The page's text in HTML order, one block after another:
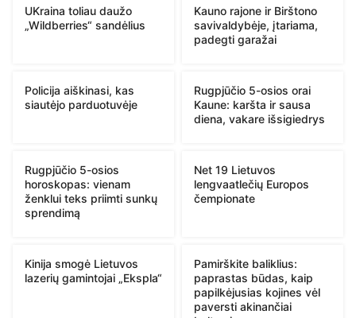
UKraina toliau daužo
„Wildberries“ sandėlius
Kauno rajone ir Birštono
savivaldybėje, įtariama,
padegti garažai
Policija aiškinasi, kas
siautėjo parduotuvėje
Rugpjūčio 5-osios orai
Kaune: karšta ir sausa
diena, vakare išsigiedrys
Rugpjūčio 5-osios
horoskopas: vienam
ženklui teks priimti sunkų
sprendimą
Net 19 Lietuvos
lengvaatlečių Europos
čempionate
Kinija smogė Lietuvos
lazerių gamintojai „Ekspla“
Pamirškite baliklius:
paprastas būdas, kaip
papilkėjusias kojines vėl
paversti akinančiai